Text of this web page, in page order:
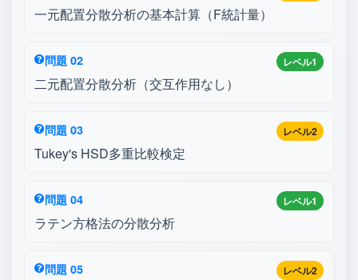
一元配置分散分析の基本計算（F統計量）
レベル1
問題 02
二元配置分散分析（交互作用なし）
レベル2
問題 03
Tukey's HSD多重比較検定
レベル1
問題 04
ラテン方格法の分散分析
レベル2
問題 05